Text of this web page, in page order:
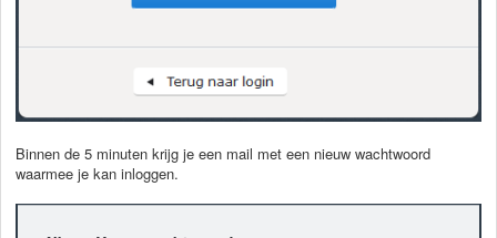
Binnen de 5 minuten krijg je een mail met een nieuw wachtwoord
waarmee je kan inloggen.